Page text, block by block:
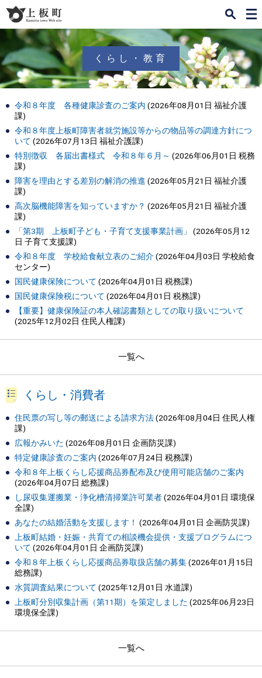
ュ
ー
くらし・教育
令和８年度 各種健康診査のご案内 (2026年08月01日 福祉介護
課)
令和８年度上板町障害者就労施設等からの物品等の調達方針につ
いて (2026年07月13日 福祉介護課)
特別徴収 各届出書様式 令和８年６月～ (2026年06月01日 税務
課)
障害を理由とする差別の解消の推進 (2026年05月21日 福祉介護
課)
高次脳機能障害を知っていますか？ (2026年05月21日 福祉介護
課)
「第3期 上板町子ども・子育て支援事業計画」
(2026年05月12
日 子育て支援課)
令和８年度 学校給食献立表のご紹介(2026年04月03日 学校給食
センター)
国民健康保険について (2026年04月01日 税務課)
国民健康保険税について (2026年04月01日 税務課)
【重要】健康保険証の本人確認書類としての取り扱いについて
(2025年12月02日 住民人権課)
一覧へ
くらし・消費者
住民票の写し等の郵送による請求方法(2026年08月04日 住民人権
課)
広報かみいた (2026年08月01日 企画防災課)
特定健康診査のご案内 (2026年07月24日 税務課)
令和８年上板くらし応援商品券配布及び使用可能店舗のご案内
(2026年04月07日 総務課)
し尿収集運搬業・浄化槽清掃業許可業者(2026年04月01日 環境保
全課)
あなたの結婚活動を支援します！ (2026年04月01日 企画防災課)
上板町結婚・妊娠・共育ての相談機会提供・支援プログラムにつ
いて (2026年04月01日 企画防災課)
令和８年上板くらし応援商品券取扱店舗の募集(2026年01月15日
総務課)
水質調査結果について (2025年12月01日 水道課)
上板町分別収集計画（第11期）を策定しました (2025年06月23日
環境保全課)
一覧へ